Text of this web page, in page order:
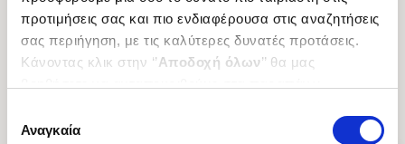
προτιμήσεις σας και πιο ενδιαφέρουσα στις αναζητήσεις
σας περιήγηση, με τις καλύτερες δυνατές προτάσεις.
Κάνοντας κλικ στην ‘’Αποδοχή όλων’’ θα μας
ενδιαφέρουν και να επιλέξετε από τα παρακάτω με την
συγκατάθεσης
Αναγκαία
12ου αιώνα
Κωδ. Πολιτείας:9701-0262
7 € 5 €
ΠΥΛΟΥ
Κωδ. Πολιτείας:3351-0764
25 € 17 €